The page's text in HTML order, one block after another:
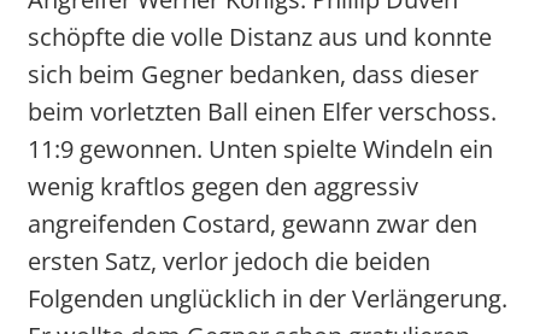
schöpfte die volle Distanz aus und konnte
sich beim Gegner bedanken, dass dieser
beim vorletzten Ball einen Elfer verschoss.
11:9 gewonnen. Unten spielte Windeln ein
wenig kraftlos gegen den aggressiv
angreifenden Costard, gewann zwar den
ersten Satz, verlor jedoch die beiden
Folgenden unglücklich in der Verlängerung.